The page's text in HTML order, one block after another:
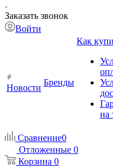
Заказать звонок
Войти
Новости
Бренды
Как
на
Сравнение0
Отложенные 0
Корзина 0